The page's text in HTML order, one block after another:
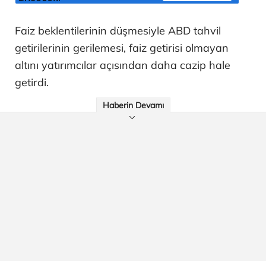
Faiz beklentilerinin düşmesiyle ABD tahvil
getirilerinin gerilemesi, faiz getirisi olmayan
altını yatırımcılar açısından daha cazip hale
getirdi.
Haberin Devamı